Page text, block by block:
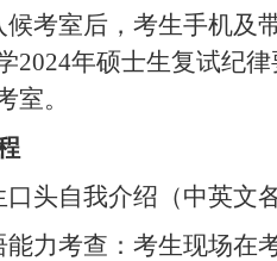
候考室后，考生手机及
2024年硕士生复试纪
室。
口头自我介绍（中英文
能力考查： 考生现场在